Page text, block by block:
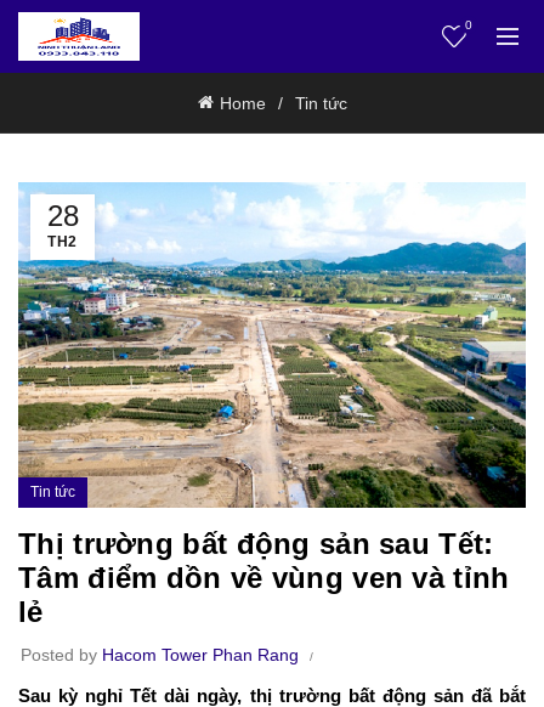
0
Home Tin tức
28
TH2
Tin tức
Thị trường bất động sản sau Tết:
Tâm điểm dồn về vùng ven và tỉnh
lẻ
Posted by Hacom Tower Phan Rang
Sau kỳ nghỉ Tết dài ngày, thị trường bất động sản đã bắt